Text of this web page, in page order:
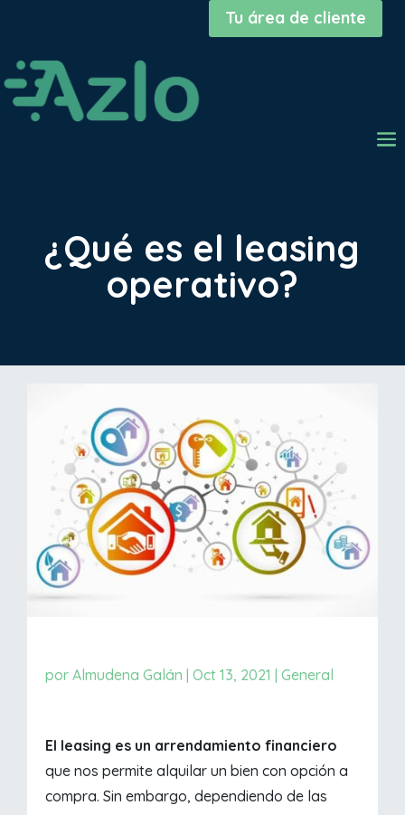
Tu área de cliente
¿Qué es el leasing
operativo?
porAlmudena Galán |Oct 13, 2021 |General
El leasing es un arrendamiento financiero
que nos permite alquilar un bien con opción a
compra. Sin embargo, dependiendo de las